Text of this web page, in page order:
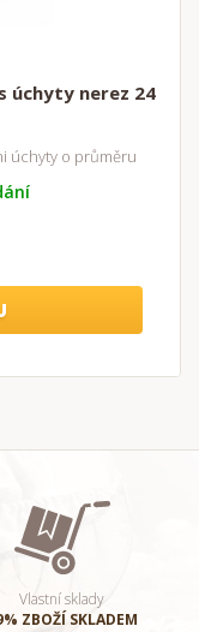
úchyty nerez 24
úchyty o průměru
Vlastní sklady
ZBOŽÍ SKLADEM